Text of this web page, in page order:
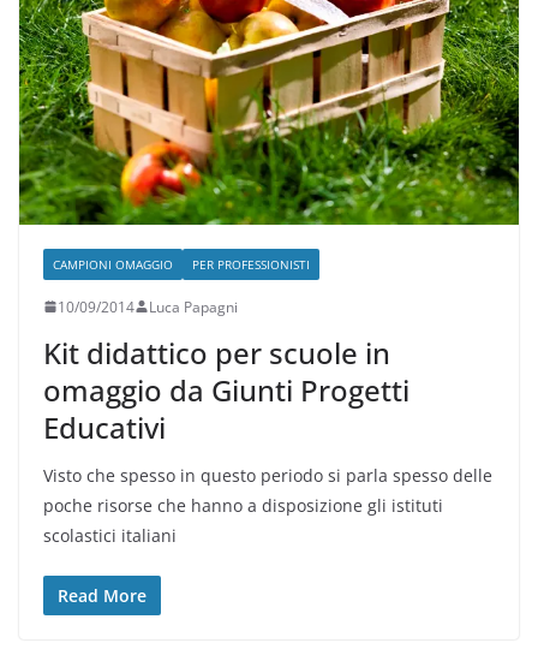
CAMPIONI OMAGGIO PER PROFESSIONISTI
10/09/2014 Luca Papagni
Kit didattico per scuole in
omaggio da Giunti Progetti
Educativi
Visto che spesso in questo periodo si parla spesso delle
poche risorse che hanno a disposizione gli istituti
scolastici italiani
Read More